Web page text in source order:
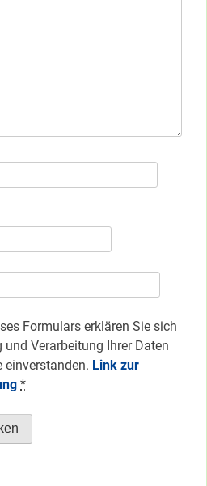
Formulars erklären Sie sich
und Verarbeitung Ihrer Daten
einverstanden. Link zur
*